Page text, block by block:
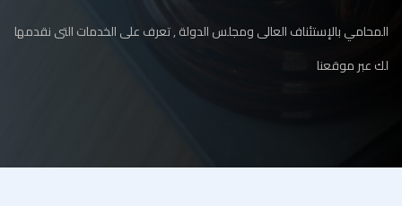
المحامي بالإستئناف العالى ومجلس الدولة , تعرف على الخدمات التى نقدمها
لك عبر موقعنا